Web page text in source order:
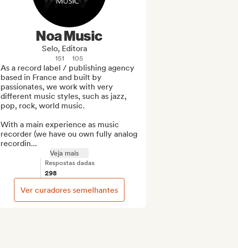
Noa Music
Selo, Editora
151 105
As a record label / publishing agency
based in France and built by
passionates, we work with very
different music styles, such as jazz,
pop, rock, world music.
With a main experience as music
recorder (we have ou own fully analog
recordin...
Veja mais
Respostas dadas
298
Ver curadores semelhantes